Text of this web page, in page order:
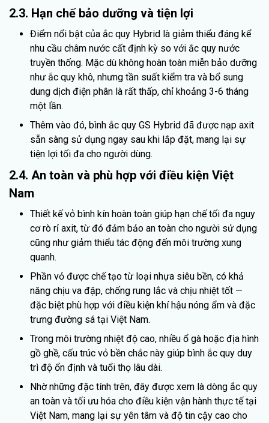
2.3. Hạn chế bảo dưỡng và tiện lợi
Điểm nổi bật của ắc quy Hybrid là giảm thiểu đáng kể
nhu cầu châm nước cất định kỳ so với ắc quy nước
truyền thống. Mặc dù không hoàn toàn miễn bảo dưỡng
như ắc quy khô, nhưng tần suất kiểm tra và bổ sung
dung dịch điện phân là rất thấp, chỉ khoảng 3-6 tháng
một lần.
Thêm vào đó, bình ắc quy GS Hybrid đã được nạp axit
sẵn sàng sử dụng ngay sau khi lắp đặt, mang lại sự
tiện lợi tối đa cho người dùng.
2.4. An toàn và phù hợp với điều kiện Việt
Nam
Thiết kế vỏ bình kín hoàn toàn giúp hạn chế tối đa nguy
cơ rò rỉ axit, từ đó đảm bảo an toàn cho người sử dụng
cũng như giảm thiểu tác động đến môi trường xung
quanh.
Phần vỏ được chế tạo từ loại nhựa siêu bền, có khả
năng chịu va đập, chống rung lắc và chịu nhiệt tốt —
đặc biệt phù hợp với điều kiện khí hậu nóng ẩm và đặc
trưng đường sá tại Việt Nam.
Trong môi trường nhiệt độ cao, nhiều ổ gà hoặc địa hình
gồ ghề, cấu trúc vỏ bền chắc này giúp bình ắc quy duy
trì độ ổn định và tuổi thọ lâu dài.
Nhờ những đặc tính trên, đây được xem là dòng ắc quy
an toàn và tối ưu hóa cho điều kiện vận hành thực tế tại
Việt Nam, mang lại sự yên tâm và độ tin cậy cao cho